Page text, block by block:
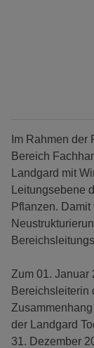
Im Rahmen
Bereich
Landgard mit
Leitungsebene
Pflanzen.
Zum 01. Januar
Bereichsleiterin
der Landgard
31. Dezember